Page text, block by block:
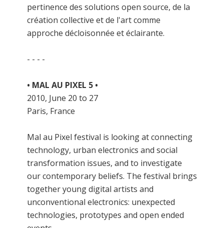
pertinence des solutions open source, de la
création collective et de l'art comme
approche décloisonnée et éclairante.
- - - -
• MAL AU PIXEL 5 •
2010, June 20 to 27
Paris, France
Mal au Pixel festival is looking at connecting
technology, urban electronics and social
transformation issues, and to investigate
our contemporary beliefs. The festival brings
together young digital artists and
unconventional electronics: unexpected
technologies, prototypes and open ended